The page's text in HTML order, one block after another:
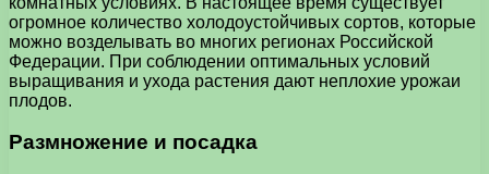
огромное количество холодоустойчивых сортов, которые
можно возделывать во многих регионах Российской
Федерации. При соблюдении оптимальных условий
выращивания и ухода растения дают неплохие урожаи
плодов.
Размножение и посадка